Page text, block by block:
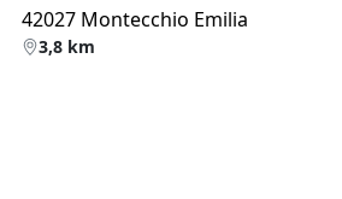
42027 Montecchio Emilia
3,8 km